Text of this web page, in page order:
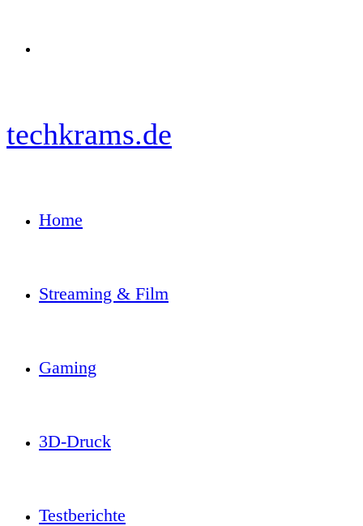
techkrams.de
Home
Streaming & Film
Gaming
3D-Druck
Testberichte